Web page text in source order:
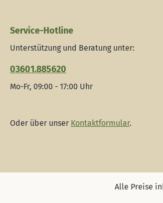
Service-Hotline
Unterstützung und Beratung unter:
03601.885620
Mo-Fr, 09:00 - 17:00 Uhr
Oder über unser Kontaktformular.
Alle Preise